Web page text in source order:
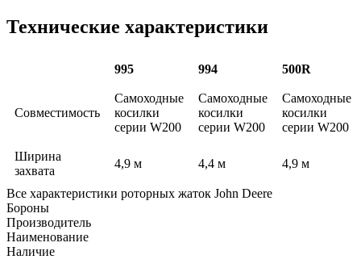
Технические характеристики
995 994 500R
Совместимость
Cамоходные
косилки
серии W200
Cамоходные
косилки
серии W200
Cамоходные
косилки
серии W200
Ширина
захвата
4,9 м 4,4 м 4,9 м
Все характеристики роторных жаток John Deere
Бороны
Производитель
Наименование
Наличие